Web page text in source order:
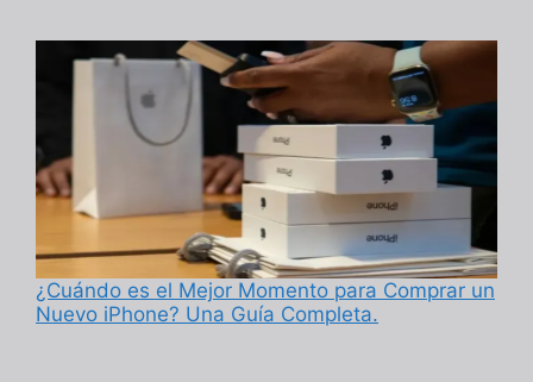
¿Cuándo es el Mejor Momento para Comprar un
Nuevo iPhone? Una Guía Completa.